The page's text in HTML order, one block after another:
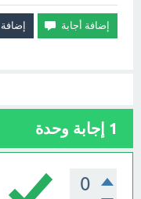
1 إجابة وحدة
0